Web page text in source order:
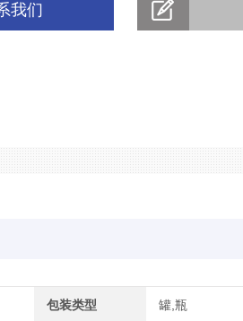
我们
包装类型 罐,瓶